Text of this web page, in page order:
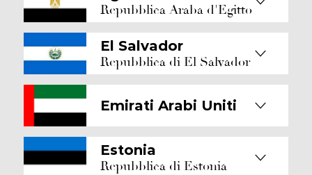
Repubblica Araba d'Egitto
El Salvador
Repubblica di El Salvador
Emirati Arabi Uniti
Estonia
Repubblica di Estonia